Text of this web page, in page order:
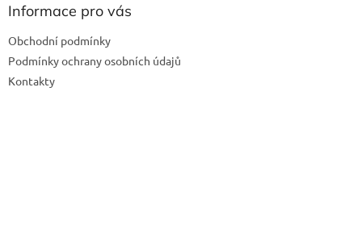
Informace pro vás
Obchodní podmínky
Podmínky ochrany osobních údajů
Kontakty